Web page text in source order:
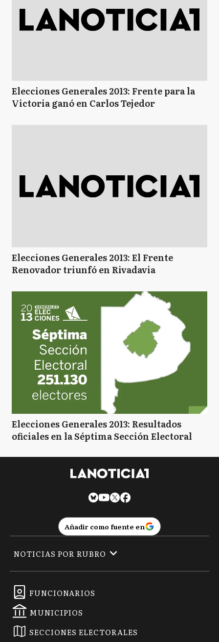
Elecciones Generales 2013: Frente para la
Victoria ganó en Carlos Tejedor
Elecciones Generales 2013: El Frente
Renovador triunfó en Rivadavia
Elecciones Generales 2013: Resultados
oficiales en la Séptima Sección Electoral
Añadir como fuente en
FUNCIONARIOS
MUNICIPIOS
SECCIONES ELECTORALES
NOTICIAS POR RUBRO